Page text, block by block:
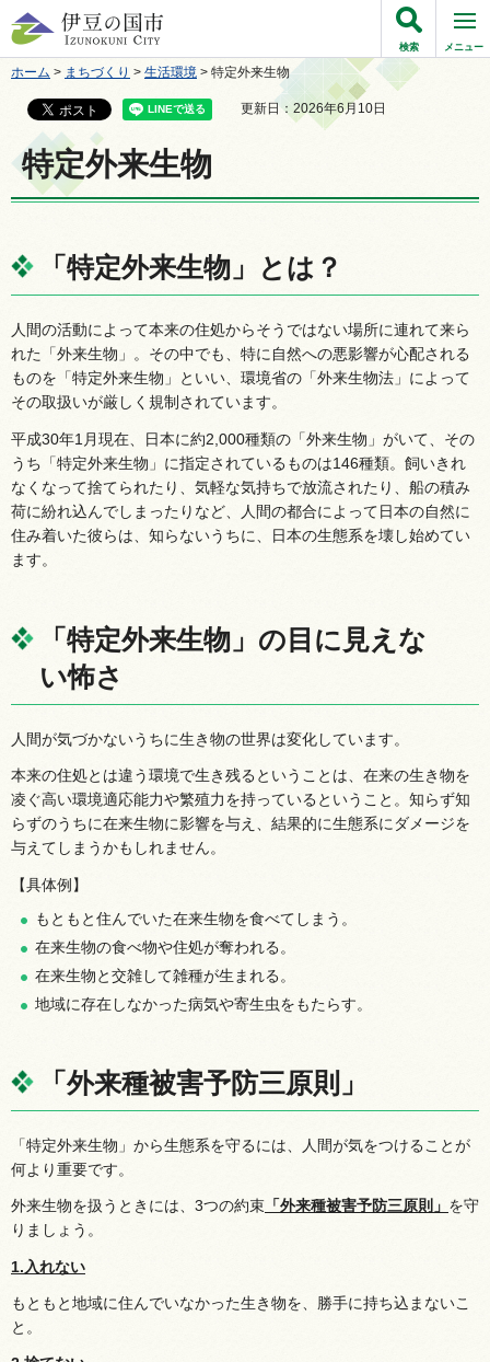
伊豆の国市
検索 メニュー
ホーム > まちづくり > 生活環境 > 特定外来生物
更新日：2026年6月10日
特定外来生物
「特定外来生物」とは？
人間の活動によって本来の住処からそうではない場所に連れて来ら
れた「外来生物」。その中でも、特に自然への悪影響が心配される
ものを「特定外来生物」といい、環境省の「外来生物法」によって
その取扱いが厳しく規制されています。
平成30年1月現在、日本に約2,000種類の「外来生物」がいて、その
うち「特定外来生物」に指定されているものは146種類。飼いきれ
なくなって捨てられたり、気軽な気持ちで放流されたり、船の積み
荷に紛れ込んでしまったりなど、人間の都合によって日本の自然に
住み着いた彼らは、知らないうちに、日本の生態系を壊し始めてい
ます。
「特定外来生物」の目に見えな
い怖さ
人間が気づかないうちに生き物の世界は変化しています。
本来の住処とは違う環境で生き残るということは、在来の生き物を
凌ぐ高い環境適応能力や繁殖力を持っているということ。知らず知
らずのうちに在来生物に影響を与え、結果的に生態系にダメージを
与えてしまうかもしれません。
【具体例】
もともと住んでいた在来生物を食べてしまう。
在来生物の食べ物や住処が奪われる。
在来生物と交雑して雑種が生まれる。
地域に存在しなかった病気や寄生虫をもたらす。
「外来種被害予防三原則」
「特定外来生物」から生態系を守るには、人間が気をつけることが
何より重要です。
外来生物を扱うときには、3つの約束 「外来種被害予防三原則」 を守
りましょう。
1.入れない
もともと地域に住んでいなかった生き物を、勝手に持ち込まないこ
と。